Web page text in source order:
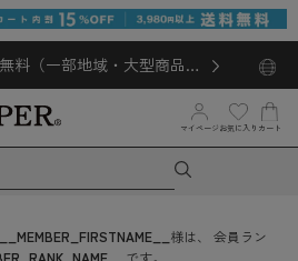
料（一部地域・大型商品対
マイページ お気に入り カート
__MEMBER_FIRSTNAME__ 様は、
会員ラン